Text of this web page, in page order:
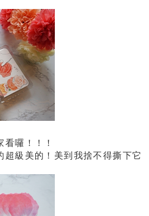
囉！！！
超級美的！美到我捨不得撕下它